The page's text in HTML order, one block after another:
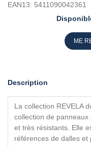
EAN13: 5411090042361
ME
Description
La collection REVELA
collection de
et très résistants. Elle
références de dalles